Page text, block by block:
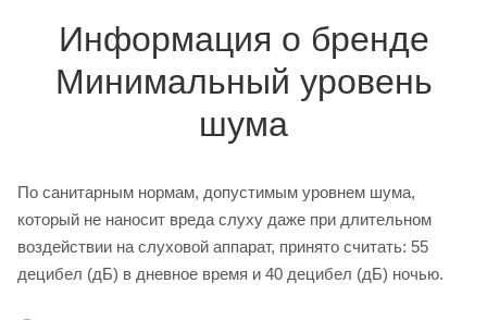
Информация о бренде
Минимальный уровень
шума
По санитарным нормам, допустимым уровнем шума,
который не наносит вреда слуху даже при длительном
воздействии на слуховой аппарат, принято считать: 55
децибел (дБ) в дневное время и 40 децибел (дБ) ночью.